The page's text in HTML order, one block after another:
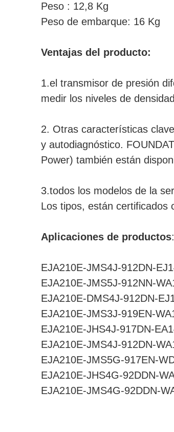
Peso : 12,8 Kg
Peso de embarque: 16 Kg
Ventajas del producto:
1.el transmisor de presión
medir los niveles de
2. Otras características
y autodiagnóstico.
Power) también están
3.todos los modelos de la
Los tipos, están certificados
Aplicaciones de productos:
EJA210E-JMS4J-912DN-
EJA210E-JMS5J-912NN-
EJA210E-DMS4J-912DN-
EJA210E-JMS3J-919EN-
EJA210E-JHS4J-917DN-
EJA210E-JMS4J-912DN-
EJA210E-JMS5G-917EN-
EJA210E-JHS4G-92DDN-
EJA210E-JMS4G-92DDN-